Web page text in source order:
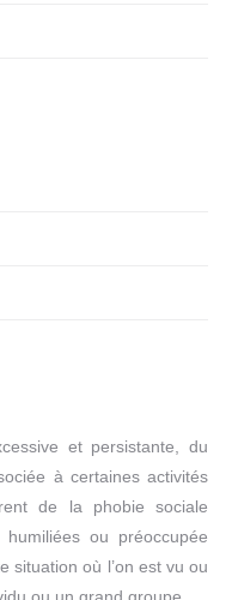
et persistante, du
à certaines activités
de la phobie sociale
ou préoccupée
situation où l’on est vu ou